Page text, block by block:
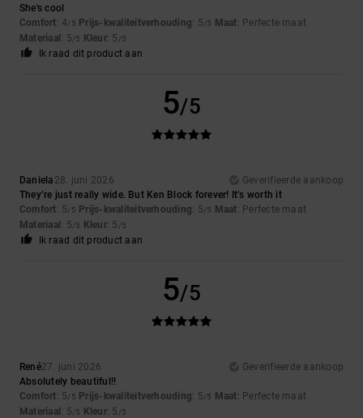
She's cool
Comfort: 4/5 Prijs-kwaliteitverhouding: 5/5 Maat: Perfecte maat
Materiaal: 5/5 Kleur: 5 /5
Ik raad dit product aan
5/5
Daniela 28. juni 2026
Geverifieerde aankoop
They’re just really wide. But Ken Block forever! It’s worth it
Comfort: 5/5 Prijs-kwaliteitverhouding: 5/5 Maat: Perfecte maat
Materiaal: 5/5 Kleur: 5 /5
Ik raad dit product aan
5/5
René27. juni 2026
Geverifieerde aankoop
Absolutely beautiful!!
Comfort: 5/5 Prijs-kwaliteitverhouding: 5/5 Maat: Perfecte maat
Materiaal: 5/5 Kleur: 5 /5